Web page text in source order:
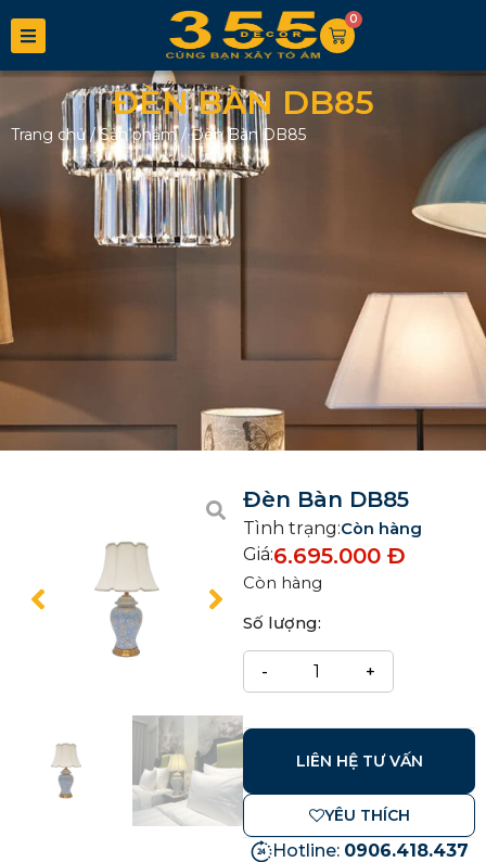
0
ĐÈN BÀN DB85
Trang chủ/Sản phẩm/Đèn Bàn DB85
Đèn Bàn DB85
Tình trạng:Còn hàng
Giá:6.695.000 Đ
Còn hàng
Số lượng:
LIÊN HỆ TƯ VẤN
YÊU THÍCH
Hotline: 0906.418.437